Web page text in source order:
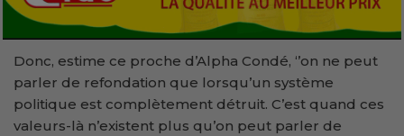
Donc, estime ce proche d’Alpha Condé, ‘’on ne peut
parler de refondation que lorsqu’un système
politique est complètement détruit. C’est quand ces
valeurs-là n’existent plus qu’on peut parler de